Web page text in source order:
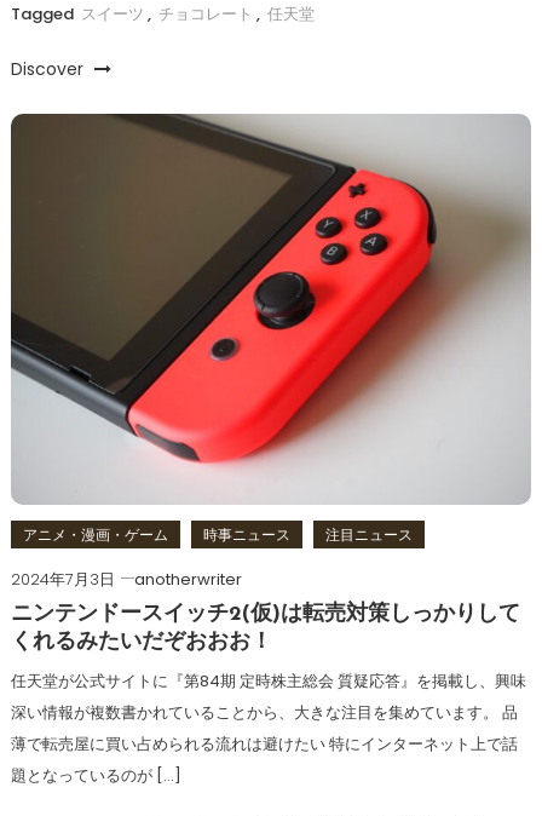
Tagged スイーツ , チョコレート , 任天堂
Discover
アニメ・漫画・ゲーム 時事ニュース 注目ニュース
2024年7月3日
anotherwriter
ニンテンドースイッチ2(仮)は転売対策しっかりして
くれるみたいだぞおおお！
任天堂が公式サイトに『第84期 定時株主総会 質疑応答』を掲載し、興味
深い情報が複数書かれていることから、大きな注目を集めています。 品
薄で転売屋に買い占められる流れは避けたい 特にインターネット上で話
題となっているのが […]